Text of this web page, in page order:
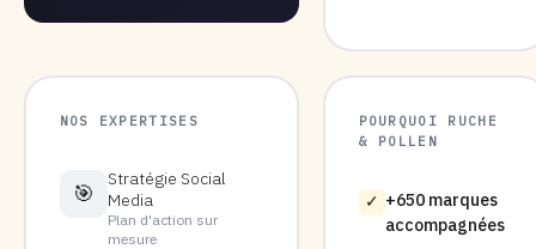
NOS EXPERTISES
🎯
Stratégie Social
Media
Plan d'action sur
mesure
POURQUOI RUCHE
& POLLEN
✓ +650 marques
accompagnées